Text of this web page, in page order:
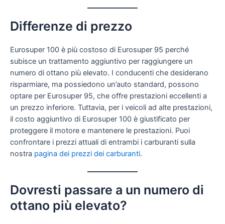
Differenze di prezzo
Eurosuper 100 è più costoso di Eurosuper 95 perché
subisce un trattamento aggiuntivo per raggiungere un
numero di ottano più elevato. I conducenti che desiderano
risparmiare, ma possiedono un’auto standard, possono
optare per Eurosuper 95, che offre prestazioni eccellenti a
un prezzo inferiore. Tuttavia, per i veicoli ad alte prestazioni,
il costo aggiuntivo di Eurosuper 100 è giustificato per
proteggere il motore e mantenere le prestazioni. Puoi
confrontare i prezzi attuali di entrambi i carburanti sulla
nostra pagina dei prezzi dei carburanti.
Dovresti passare a un numero di
ottano più elevato?